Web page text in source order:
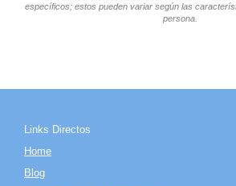
específicos; estos pueden variar según las
persona.
Links Directos
Home
Blog